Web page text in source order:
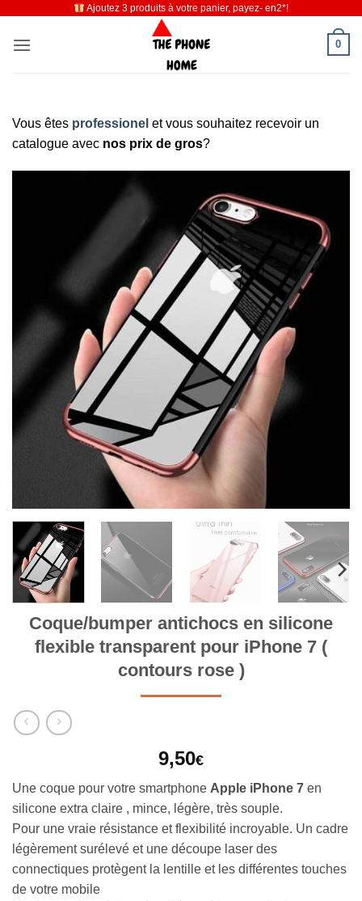
contenu
Ajoutez 3 produits à votre panier, payez- en2*!
0
Vous êtes professionel et vous souhaitez recevoir un
catalogue avec nos prix de gros?
Coque/bumper antichocs en silicone
flexible transparent pour iPhone 7 (
contours rose )
9,50€
Une coque pour votre smartphone Apple iPhone 7 en
silicone extra claire , mince, légère, très souple.
Pour une vraie résistance et flexibilité incroyable. Un cadre
légèrement surélevé et une découpe laser des
connectiques protègent la lentille et les différentes touches
de votre mobile